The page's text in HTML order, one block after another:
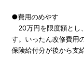
●費用のめやす
20万円を限度額とし
す。いったん改修費用
保険給付分が後から支